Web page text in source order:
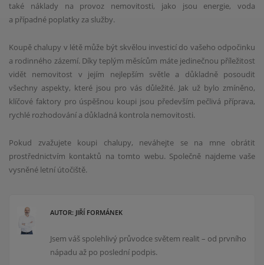
také náklady na provoz nemovitosti, jako jsou energie, voda
a případné poplatky za služby.
Koupě chalupy v létě může být skvělou investicí do vašeho odpočinku
a rodinného zázemí. Díky teplým měsícům máte jedinečnou příležitost
vidět nemovitost v jejím nejlepším světle a důkladně posoudit
všechny aspekty, které jsou pro vás důležité. Jak už bylo zmíněno,
klíčové faktory pro úspěšnou koupi jsou především pečlivá příprava,
rychlé rozhodování a důkladná kontrola nemovitosti.
Pokud zvažujete koupi chalupy, neváhejte se na mne obrátit
prostřednictvím kontaktů na tomto webu. Společně najdeme vaše
vysněné letní útočiště.
AUTOR: JIŘÍ FORMÁNEK
Jsem váš spolehlivý průvodce světem realit – od prvního
nápadu až po poslední podpis.